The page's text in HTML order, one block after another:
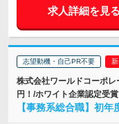
求人詳細を見る
志望動機・自己PR不要
株式会社ワールドコーポ
円！/ホワイト企業認定受賞
【事務系総合職】初